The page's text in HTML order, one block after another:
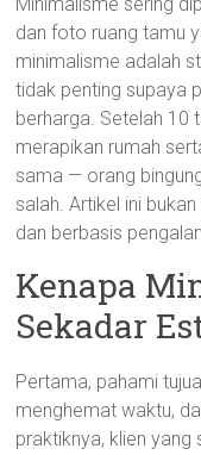
dan foto ruang tamu
minimalisme adalah
tidak penting supaya
berharga. Setelah 10
merapikan rumah
sama — orang
salah. Artikel ini
dan berbasis
Kenapa
Sekadar
Pertama, pahami
menghemat waktu,
praktiknya, klien